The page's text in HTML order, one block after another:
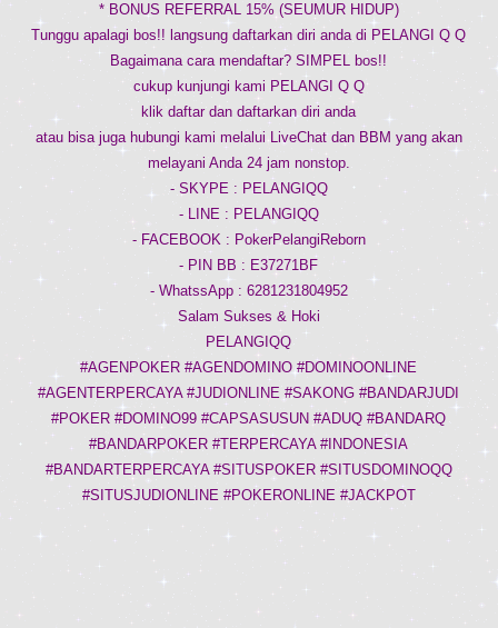
* BONUS REFERRAL 15% (SEUMUR HIDUP)
Tunggu apalagi bos!! langsung daftarkan diri anda di PELANGI Q Q
Bagaimana cara mendaftar? SIMPEL bos!!
cukup kunjungi kami PELANGI Q Q
klik daftar dan daftarkan diri anda
atau bisa juga hubungi kami melalui LiveChat dan BBM yang akan
melayani Anda 24 jam nonstop.
- SKYPE : PELANGIQQ
- LINE : PELANGIQQ
- FACEBOOK : PokerPelangiReborn
- PIN BB : E37271BF
- WhatssApp : 6281231804952
Salam Sukses & Hoki
PELANGIQQ
#AGENPOKER #AGENDOMINO #DOMINOONLINE
#AGENTERPERCAYA #JUDIONLINE #SAKONG #BANDARJUDI
#POKER #DOMINO99 #CAPSASUSUN #ADUQ #BANDARQ
#BANDARPOKER #TERPERCAYA #INDONESIA
#BANDARTERPERCAYA #SITUSPOKER #SITUSDOMINOQQ
#SITUSJUDIONLINE #POKERONLINE #JACKPOT